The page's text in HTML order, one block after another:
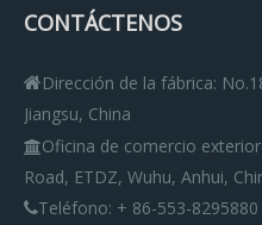
CONTÁCTENOS
Dirección de la fábrica:
Jiangsu, China
Oficina de comercio exterior
Road, ETDZ, Wuhu, Anhui,
Teléfono: + 86-553-8295880